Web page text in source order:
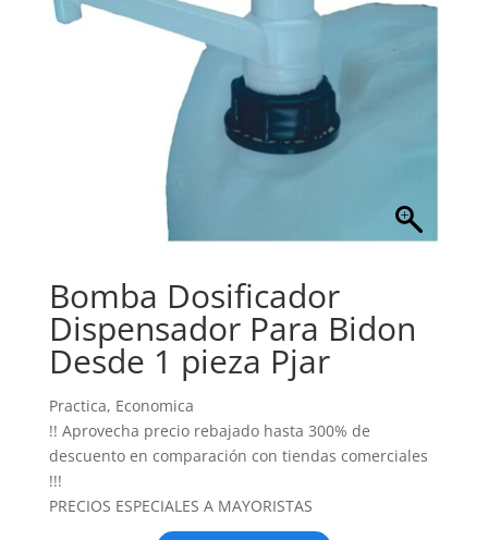
Bomba Dosificador
Dispensador Para Bidon
Desde 1 pieza Pjar
Practica, Economica
!! Aprovecha precio rebajado hasta 300% de
descuento en comparación con tiendas comerciales
!!!
PRECIOS ESPECIALES A MAYORISTAS